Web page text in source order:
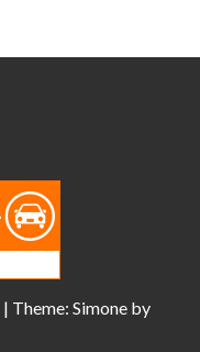
| Theme: Simoneby